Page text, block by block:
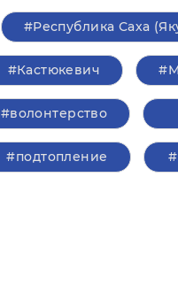
#Республика Саха
#Кастюкевич
#волонтерство
#подтопление